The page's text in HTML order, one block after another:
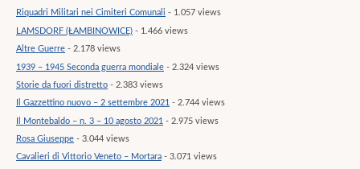
Riquadri Militari nei Cimiteri Comunali - 1.057 views
LAMSDORF (ŁAMBINOWICE) - 1.466 views
Altre Guerre - 2.178 views
1939 – 1945 Seconda guerra mondiale - 2.324 views
Storie da fuori distretto - 2.383 views
Il Gazzettino nuovo – 2 settembre 2021 - 2.744 views
Il Montebaldo – n. 3 – 10 agosto 2021 - 2.975 views
Rosa Giuseppe - 3.044 views
Cavalieri di Vittorio Veneto – Mortara - 3.071 views